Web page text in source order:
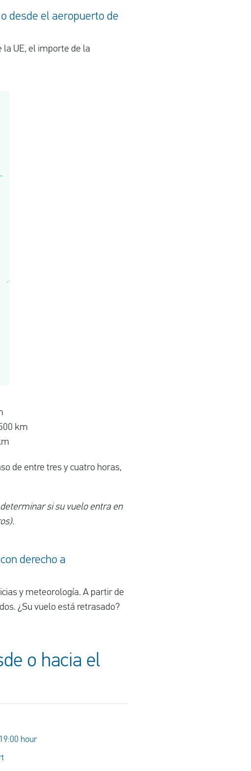
desde el aeropuerto de
UE, el importe de la
km
de entre tres y cuatro horas,
si su vuelo entra en
derecho a
y meteorología. A partir de
¿Su vuelo está retrasado?
o hacia el
hour